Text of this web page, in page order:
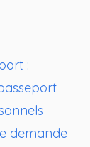
:
demande